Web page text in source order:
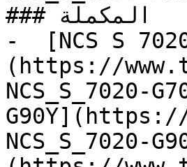
### المكملة
-  [NCS S
(https://
NCS_S_7020-